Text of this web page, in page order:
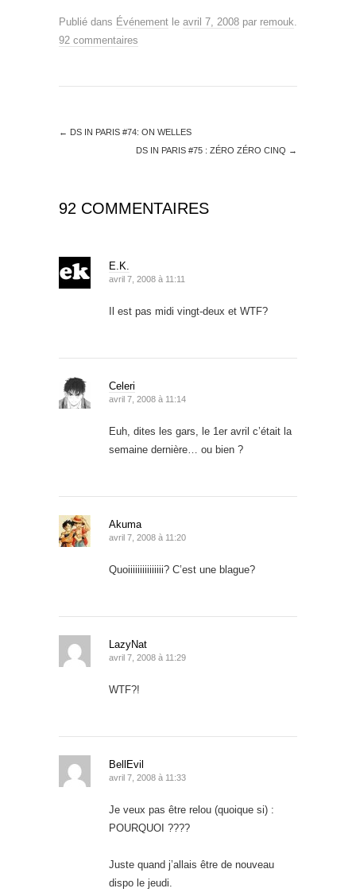
Publié dans Événement le avril 7, 2008 par remouk
92 commentaires
← DS IN PARIS #74: ON WELLES
DS IN PARIS #75 : ZÉRO ZÉRO CINQ →
92 COMMENTAIRES
E.K.
avril 7, 2008 à 11:11
Il est pas midi vingt-deux et WTF?
Celeri
avril 7, 2008 à 11:14
Euh, dites les gars, le 1er avril c’était la
semaine dernière… ou bien ?
Akuma
avril 7, 2008 à 11:20
Quoiiiiiiiiiiiiiii? C’est une blague?
LazyNat
avril 7, 2008 à 11:29
WTF?!
BellEvil
avril 7, 2008 à 11:33
Je veux pas être relou (quoique si) :
POURQUOI ????
Juste quand j’allais être de nouveau
dispo le jeudi.